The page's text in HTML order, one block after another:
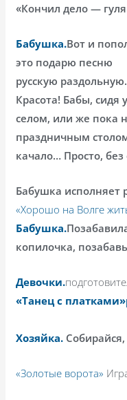
«Кончил дело —
Бабушка.Вот и
это подарю песню
русскую
Красота! Бабы, сидя
селом, или же пока
праздничным
качало… Просто,
Бабушка исполняет
«Хорошо на Волге
Бабушка.
копилочка,
Девочки.
«Танец с
Хозяйка.
«Золотые ворота»